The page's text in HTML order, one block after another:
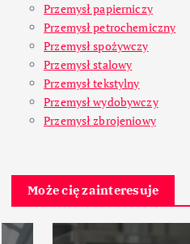
Przemysł papierniczy
Przemysł petrochemiczny
Przemysł spożywczy
Przemysł stalowy
Przemysł tekstylny
Przemysł wydobywczy
Przemysł zbrojeniowy
Może cię zainteresuje